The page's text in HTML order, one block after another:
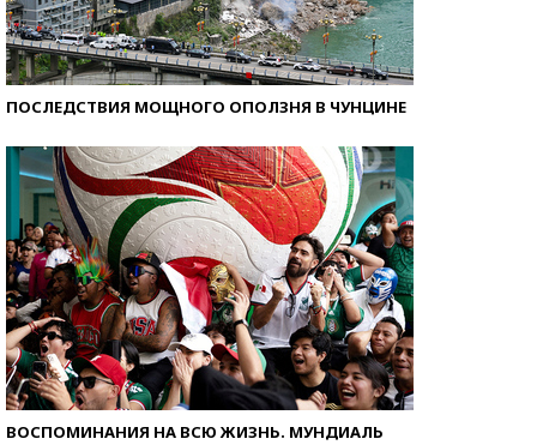
ПОСЛЕДСТВИЯ МОЩНОГО ОПОЛЗНЯ В ЧУНЦИНЕ
ВОСПОМИНАНИЯ НА ВСЮ ЖИЗНЬ. МУНДИАЛЬ